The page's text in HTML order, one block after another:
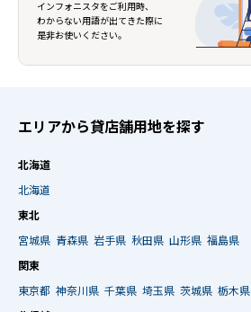
インフォニスタをご利用時、
わからない用語が出てきた際に
是非お使いください。
エリアから貸店舗用地を探す
北海道
北海道
東北
宮城県 青森県 岩手県 秋田県 山形県 福島県
関東
東京都 神奈川県 千葉県 埼玉県 茨城県 栃木県